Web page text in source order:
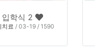
입학식 2
치료 / 03-19 / 1590